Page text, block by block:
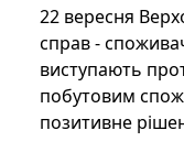
22 вересня
справ -
виступають
побутовим
позитивне